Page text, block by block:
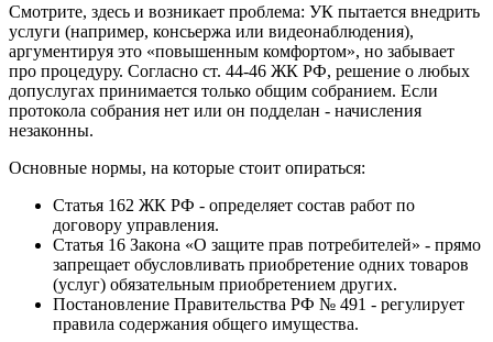
Смотрите, здесь и возникает проблема: УК пытается внедрить
услуги (например, консьержа или видеонаблюдения),
аргументируя это «повышенным комфортом», но забывает
про процедуру. Согласно ст. 44-46 ЖК РФ, решение о любых
допуслугах принимается только общим собранием. Если
протокола собрания нет или он подделан - начисления
незаконны.
Основные нормы, на которые стоит опираться:
Статья 162 ЖК РФ - определяет состав работ по
договору управления.
Статья 16 Закона «О защите прав потребителей» - прямо
запрещает обусловливать приобретение одних товаров
(услуг) обязательным приобретением других.
Постановление Правительства РФ № 491 - регулирует
правила содержания общего имущества.